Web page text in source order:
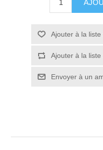
Ajouter à la
Ajouter à la
Envoyer à un